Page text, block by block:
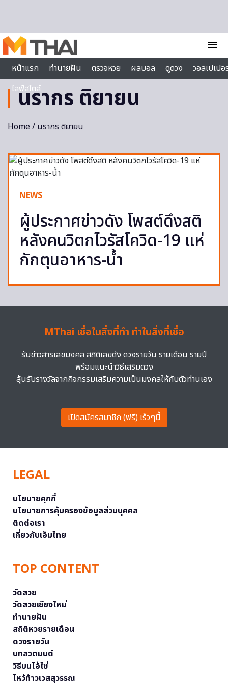
menu
หน้าแรก
ทำนายฝัน ตรวจหวย ผลบอล ดูดวง
วอลเปเป
ไลฟ์สไตล์
นรากร ติยายน
Home/ นรากร ติยายน
NEWS
ผู้ประกาศข่าวดัง โพสต์ดึงสติ
หลังคนวิตกไวรัสโควิด-19 แห่
กักตุนอาหาร-น้ำ
MThai เชื่อในสิ่งที่ทำ ทำในสิ่งที่เชื่อ
รับข่าวสารเลขมงคล สถิติเลขดัง ดวงรายวัน รายเดือน รายปี
พร้อมแนะนำวิธีเสริมดวง
ลุ้นรับรางวัลจากกิจกรรมเสริมความเป็นมงคลให้กับตัวท่านเอง
เปิดสมัครสมาชิก (ฟรี) เร็วๆนี้
LEGAL
นโยบายคุกกี้
นโยบายการคุ้มครองข้อมูลส่วนบุคคล
ติดต่อเรา
เกี่ยวกับเอ็มไทย
TOP CONTENT
วัดสวย
วัดสวยเชียงใหม่
ทำนายฝัน
สถิติหวยรายเดือน
ดวงรายวัน
บทสวดมนต์
วิธีบนไอ้ไข่
ไหว้ท้าวเวสสุวรรณ